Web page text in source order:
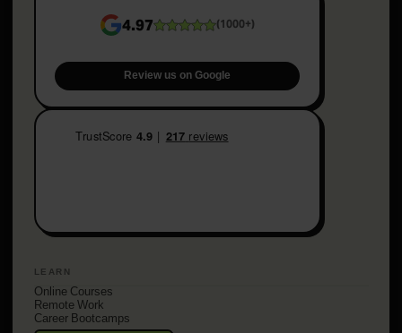
4.97 (1000+)
Review us on Google
LEARN
Online Courses
Remote Work
Career Bootcamps